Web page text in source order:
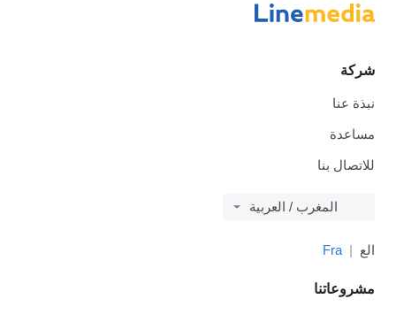
شركة
نبذة عنا
مساعدة
للاتصال بنا
المغرب / العربية
الع Fra
مشروعاتنا